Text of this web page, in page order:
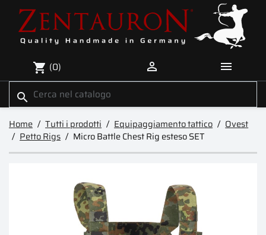
shopping_cart (0)  
search
Home Tutti i prodotti Equipaggiamento tattico
Ovest
Petto Rigs
Micro Battle Chest Rig esteso SET